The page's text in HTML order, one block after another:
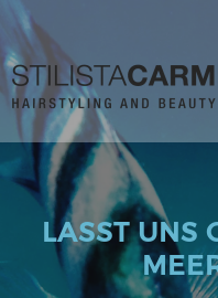
Skip
to
content
LASST UNS